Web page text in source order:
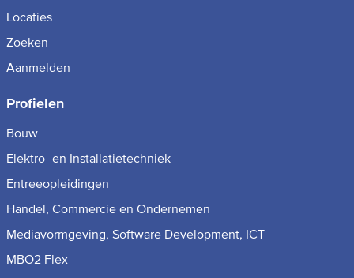
Locaties
Zoeken
Aanmelden
Profielen
Bouw
Elektro- en Installatietechniek
Entreeopleidingen
Handel, Commercie en Ondernemen
Mediavormgeving, Software Development, ICT
MBO2 Flex